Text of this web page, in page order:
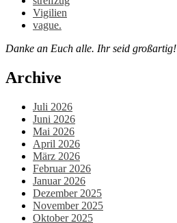
Vigilien
vague.
Danke an Euch alle. Ihr seid großartig!
Archive
Juli 2026
Juni 2026
Mai 2026
April 2026
März 2026
Februar 2026
Januar 2026
Dezember 2025
November 2025
Oktober 2025